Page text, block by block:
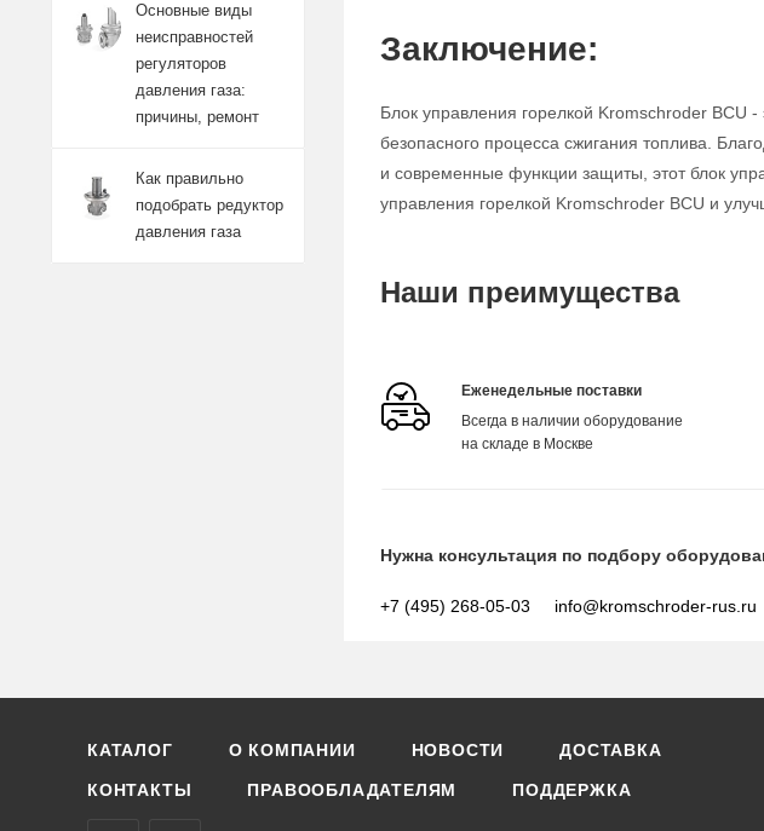
Заключение:
Блок управления горелкой Kromschroder
безопасного процесса сжигания топлива.
и современные функции защиты, этот блок
управления горелкой Kromschroder BCU и
Наши преимущества
Еженедельные поставки
Всегда в наличии оборудование
на складе в Москве
Нужна консультация по подбору
+7 (495) 268-05-03 info@kromschroder-rus.ru
Основные виды
неисправностей
регуляторов
давления газа:
причины, ремонт
Как правильно
подобрать редуктор
давления газа
КАТАЛОГ О КОМПАНИИ НОВОСТИ ДОСТАВКА
КОНТАКТЫ ПРАВООБЛАДАТЕЛЯМ ПОДДЕРЖКА